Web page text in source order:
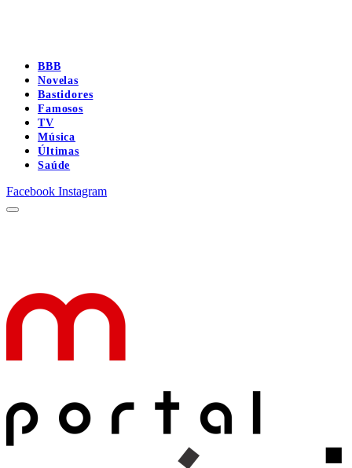
BBB
Novelas
Bastidores
Famosos
TV
Música
Últimas
Saúde
Facebook Instagram